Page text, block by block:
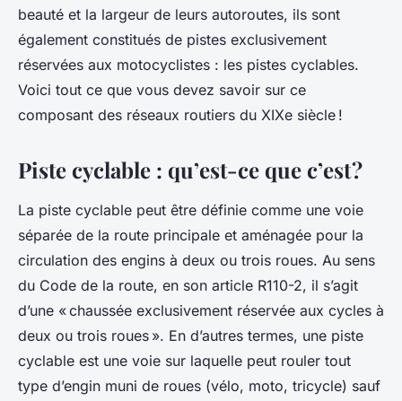
adeline• 20 décembre 2022•2 min de lecture
beauté et la largeur de leurs autoroutes, ils sont
également constitués de pistes exclusivement
réservées aux motocyclistes : les pistes cyclables.
Voici tout ce que vous devez savoir sur ce
composant des réseaux routiers du XIXe siècle !
Piste cyclable : qu’est-ce que c’est ?
La piste cyclable peut être définie comme une voie
séparée de la route principale et aménagée pour la
circulation des engins à deux ou trois roues. Au sens
du Code de la route, en son article R110-2, il s’agit
d’une « chaussée exclusivement réservée aux cycles à
deux ou trois roues ». En d’autres termes, une piste
cyclable est une voie sur laquelle peut rouler tout
type d’engin muni de roues (vélo, moto, tricycle) sauf